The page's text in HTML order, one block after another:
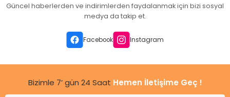
Ürün açıklamasında eksik bilgiler bulunuyor.
Ürün fiyatı diğer sitelerden daha pahalı.
Güncel haberlerden ve indirimlerden faydalanmak için bizi sosyal
medya da takip et.
Facebook Instagram
Bizimle 7’ gün 24 Saat Hemen İletişime Geç !